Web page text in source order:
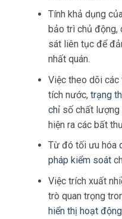
Tính khả dụng
bảo trì chủ động,
sát liên tục để
nhất quán.
Việc theo dõi các
tích nước, trạng
chỉsố chất lượng
hiện ra các bất
Từ đó tối ưu hóa
pháp kiểm soát
Việc trích xuất
trò quan trọng
hiển thị hoạt động